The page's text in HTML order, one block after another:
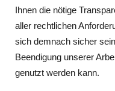
Ihnen die nötige
aller rechtlichen
sich demnach sicher
Beendigung unserer
genutzt werden kann.